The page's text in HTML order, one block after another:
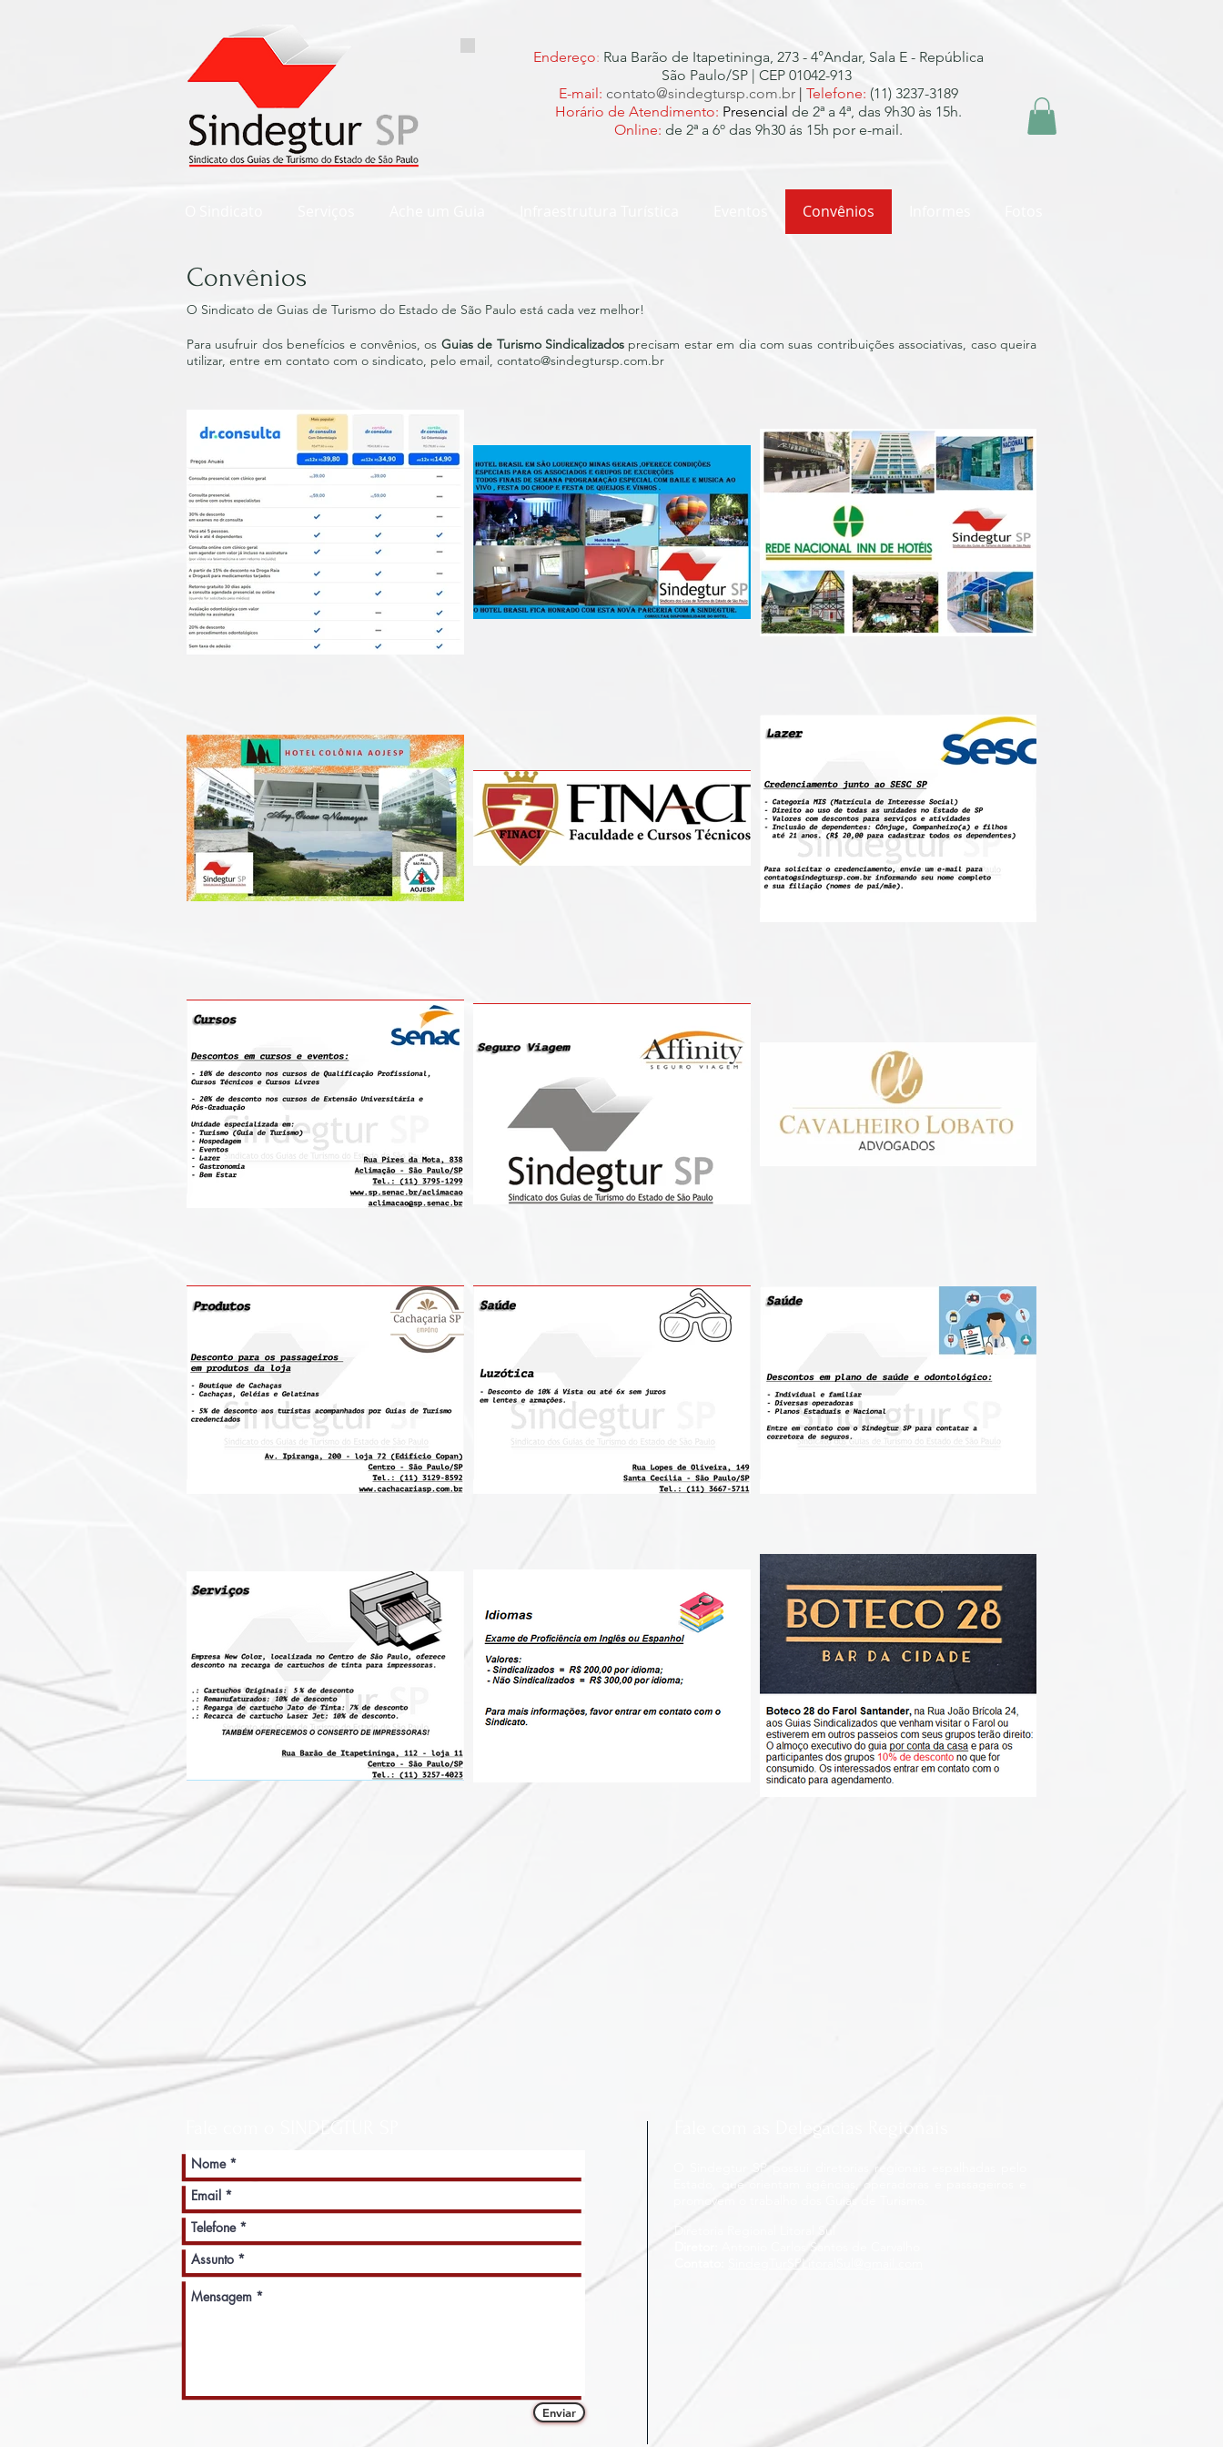
Endereço: Rua Barão de Itapetininga, 273 - 4°Andar, Sala E - República
São Paulo/SP | CEP 01042-913
E-mail: contato@sindegtursp.com.br | Telefone: (11) 3237-3189
Horário de Atendimento: Presencial de 2ª a 4ª, das 9h30 às 15h.
Online: de 2ª a 6º das 9h30 ás 15h por e-mail.
Convênios
Convênios
O Sindicato de Guias de Turismo do Estado de São Paulo está cada vez melhor!
Para usufruir dos benefícios e convênios, os Guias de Turismo Sindicalizados precisam estar em dia com suas contribuições associativas, caso queira
utilizar, entre em contato com o sindicato, pelo email, contato@sindegtursp.com.br
Fale com o SINDEGTUR SP
Enviar
Fale com as Delegacias Regionais
O Sindegtur SP possui diretorias regionais espalhadas pelo
Estado, que orientam agências, operadoras e passageiros e
promovem o trabalho dos Guias de Turismo.
Diretoria Regional Litoral Sul
Antonio Carlos Santos de Carvalho
SindegTurSPLitoralSul@gmail.com